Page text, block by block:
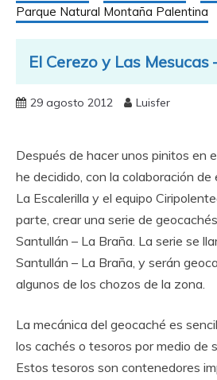
Parque Natural Montaña Palentina
El Cerezo y Las Mesucas
29 agosto 2012 Luisfer
Después de hacer unos pinitos en
he decidido, con la colaboración de
La Escalerilla y el equipo
parte, crear una serie de
Santullán – La Braña. La serie se
Santullán – La Braña, y serán
algunos de los chozos de la zona.
La mecánica del geocaché es
los cachés o tesoros por medio de
Estos tesoros son contenedores